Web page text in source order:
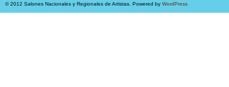
© 2012 Salones Nacionales y Regionales de Artistas. Powered by WordPress